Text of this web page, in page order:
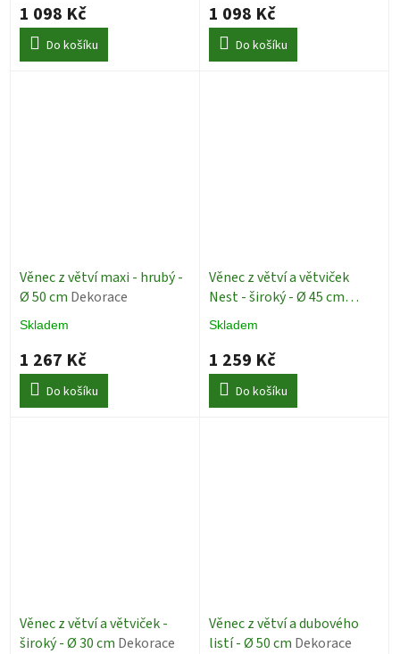
1 098 Kč
Do košíku
1 098 Kč
Do košíku
Věnec z větví maxi - hrubý -
Ø 50 cm Dekorace
Skladem
1 267 Kč
Do košíku
Věnec z větví a větviček
Nest - široký - Ø 45 cm
Dekorace
Skladem
1 259 Kč
Do košíku
Věnec z větví a větviček -
široký - Ø 30 cm Dekorace
Věnec z větví a dubového
listí - Ø 50 cm Dekorace